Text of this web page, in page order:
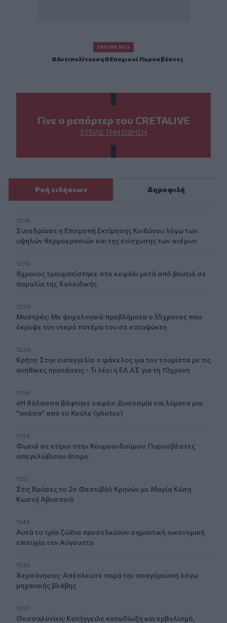
ΣΧΕΤΙΚΆ TAGS
Αντιπολίτευση Εποχικοί Πυροσβέστες
Γίνε ο ρεπόρτερ του CRETALIVE
ΣΤΕΊΛΕ ΤΗΝ ΕΊΔΗΣΗ
Ροή ειδήσεων Δημοφιλή
12:14
Συνεδρίασε η Επιτροπή Εκτίμησης Κινδύνου λόγω των
υψηλών θερμοκρασιών και της ενίσχυσης των ανέμων
12:10
8χρονος τραυματίστηκε στο κεφάλι μετά από βουτιά σε
παραλία της Χαλκιδικής
12:05
Μυστράς: Με ψυχολογικά προβλήματα ο 55χρονος που
έκρυψε τον νεκρό πατέρα του σε καταψύκτη
12:05
Κρήτη: Στην εισαγγελία ο φάκελος για τον τουρίστα με τις
ανήθικες προτάσεις - Τι λέει η ΕΛ.ΑΣ για τη 10χρονη
11:56
«Η θάλασσα βάφτηκε καφέ»: Δυσοσμία και λύματα μια
"ανάσα" από το Κούλε (photos)
11:54
Φωτιά σε κτίριο στην Κουμουνδούρου: Πυροσβέστες
απεγκλώβισαν άτομο
11:51
Στις Βρύσες το 2ο Φεστιβάλ Κρηνών με Μαρία Κώτη
Κωστή Αβυσσινό
11:44
Αυτά τα τρία ζώδια προσελκύουν σημαντική οικονομική
επιτυχία τον Αύγουστο
11:34
Χερσόνησος: Απέπλευσε παρά την απαγόρευση λόγω
μηχανικής βλάβης
11:27
Θεσσαλονίκη: Κατήγγειλε καταδίωξη και εμβολισμό,